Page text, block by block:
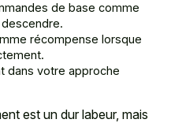
de base comme
récompense lorsque
dans votre approche
est un dur labeur, mais